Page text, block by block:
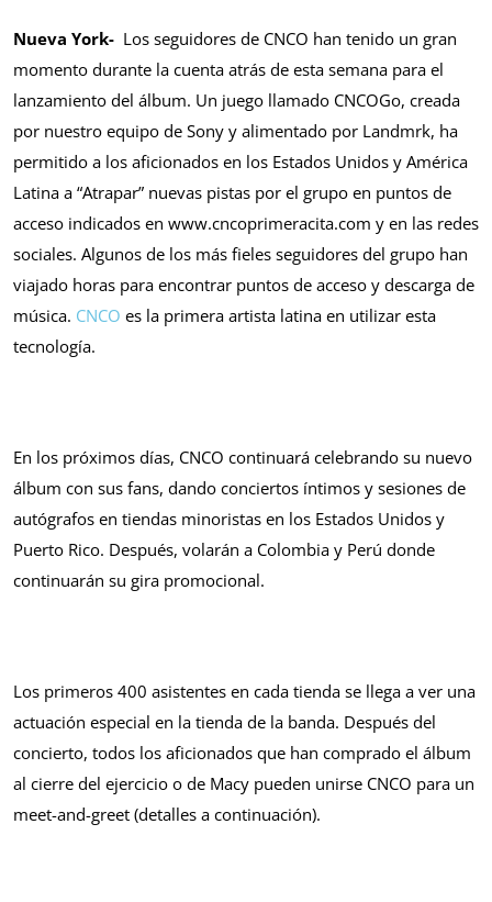
Nueva York- Los seguidores de CNCO han tenido un gran
momento durante la cuenta atrás de esta semana para el
lanzamiento del álbum. Un juego llamado CNCOGo, creada
por nuestro equipo de Sony y alimentado por Landmrk, ha
permitido a los aficionados en los Estados Unidos y América
Latina a “Atrapar” nuevas pistas por el grupo en puntos de
acceso indicados en www.cncoprimeracita.com y en las redes
sociales. Algunos de los más fieles seguidores del grupo han
viajado horas para encontrar puntos de acceso y descarga de
música. CNCO es la primera artista latina en utilizar esta
tecnología.
En los próximos días, CNCO continuará celebrando su nuevo
álbum con sus fans, dando conciertos íntimos y sesiones de
autógrafos en tiendas minoristas en los Estados Unidos y
Puerto Rico. Después, volarán a Colombia y Perú donde
continuarán su gira promocional.
Los primeros 400 asistentes en cada tienda se llega a ver una
actuación especial en la tienda de la banda. Después del
concierto, todos los aficionados que han comprado el álbum
al cierre del ejercicio o de Macy pueden unirse CNCO para un
meet-and-greet (detalles a continuación).